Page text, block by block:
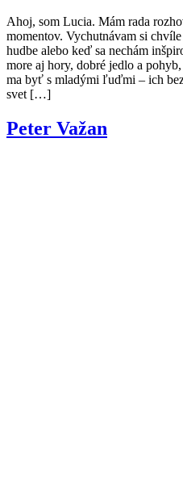
Ahoj, som Lucia. Mám rada
momentov. Vychutnávam si
hudbe alebo keď sa nechám
more aj hory, dobré jedlo a
ma byť s mladými ľuďmi – ich
svet […]
Peter Važan